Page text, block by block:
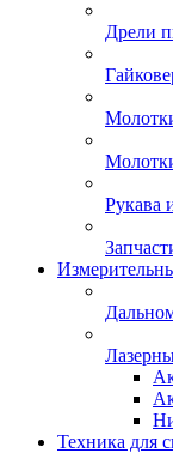
Дрели
Рукава
Техника для